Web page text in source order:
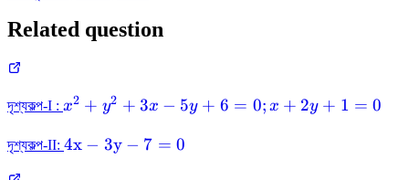
Related question
দৃশ্যকল্প-I : x^{2}+y^{2}+3
x+2 y+1=0
x2 + y2 + 3x − 5y + 6 = 0; x + 2y + 1 = 0
দৃশ্যকল্প-II: 4 \mathrm{x}-3
4x − 3y − 7 = 0